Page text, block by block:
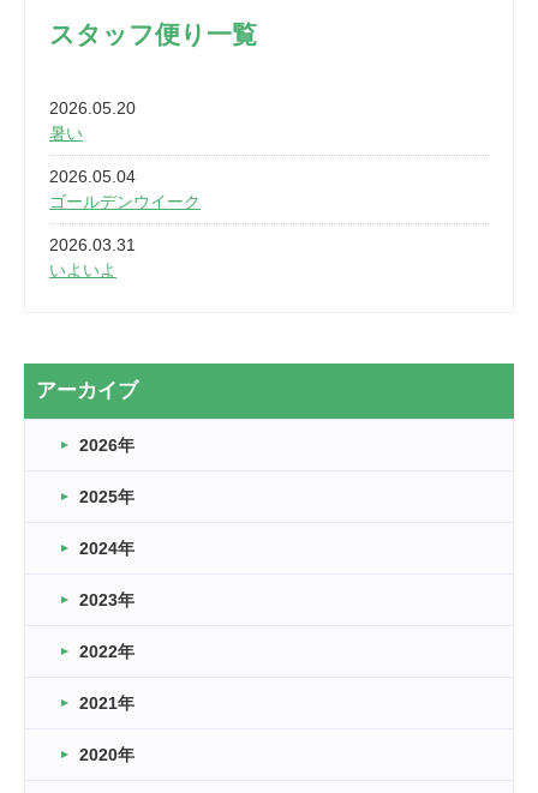
スタッフ便り一覧
2026.05.20
暑い
2026.05.04
ゴールデンウイーク
2026.03.31
いよいよ
2026.03.20
なぎなた
2026.03.16
車いすバスケとRくんのお話
卒業・卒園の季節★
2026.03.11
緑ケ丘体育館
2022.11.03
アーカイブ
2026年
2025年
2024年
2023年
2022年
2021年
2020年